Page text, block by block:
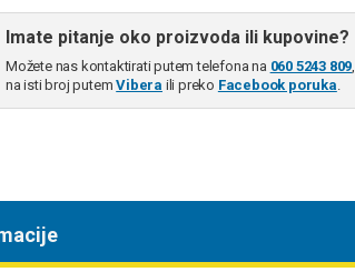
Imate pitanje oko proizvoda ili kupovine?
Možete nas kontaktirati putem telefona na 060 5243 809,
na isti broj putemVibera ili preko Facebook poruka.